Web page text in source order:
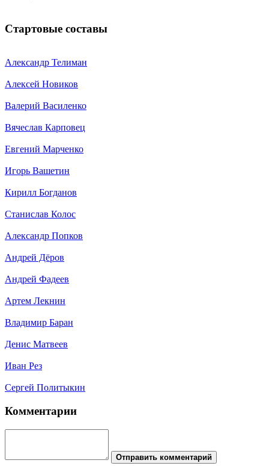
Стартовые составы
Александр Телиман
Алексей Новиков
Валерий Василенко
Вячеслав Карповец
Евгений Марченко
Игорь Вашетин
Кирилл Богданов
Станислав Колос
Александр Попков
Андрей Дёров
Андрей Фадеев
Артем Лекнин
Владимир Баран
Денис Матвеев
Иван Рез
Сергей Политыкин
Комментарии
Отправить комментарий